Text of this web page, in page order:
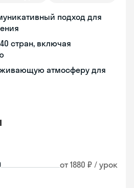
подход для
стран, включая
атмосферу для
от 1880 ₽ / урок